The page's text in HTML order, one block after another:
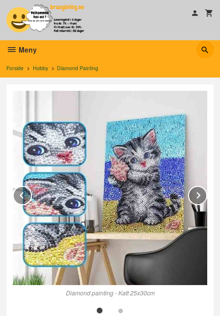
innholdet
Meny
Forside Hobby Diamond Painting
Diamond painting - Katt 25x30cm
Prev